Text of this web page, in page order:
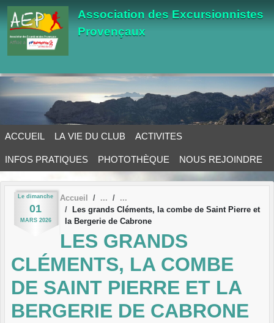
Association des Excursionnistes
Provençaux
ACCUEIL LA VIE DU CLUB ACTIVITES
INFOS PRATIQUES PHOTOTHÈQUE NOUS REJOINDRE
Le dimanche
01
MARS 2026
Accueil
Les grands Cléments, la combe de Saint Pierre et
la Bergerie de Cabrone
LES GRANDS
CLÉMENTS, LA COMBE
DE SAINT PIERRE ET LA
BERGERIE DE CABRONE
Panneau de gestion des cookies